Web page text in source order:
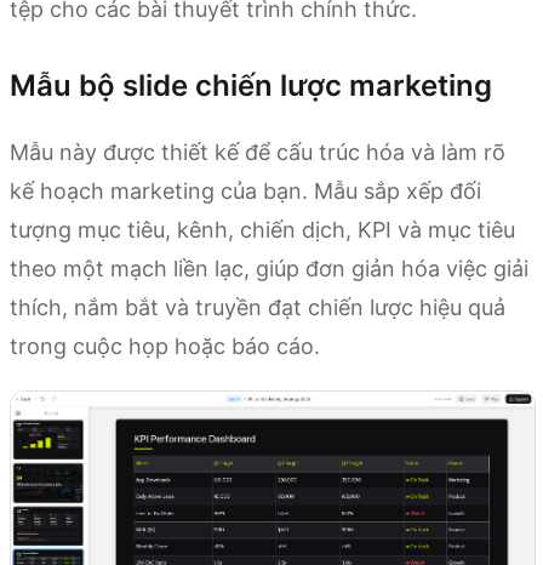
tệp cho các bài thuyết trình chính thức.
Mẫu bộ slide chiến lược marketing
Mẫu này được thiết kế để cấu trúc hóa và làm rõ
kế hoạch marketing của bạn. Mẫu sắp xếp đối
tượng mục tiêu, kênh, chiến dịch, KPI và mục tiêu
theo một mạch liền lạc, giúp đơn giản hóa việc giải
thích, nắm bắt và truyền đạt chiến lược hiệu quả
trong cuộc họp hoặc báo cáo.